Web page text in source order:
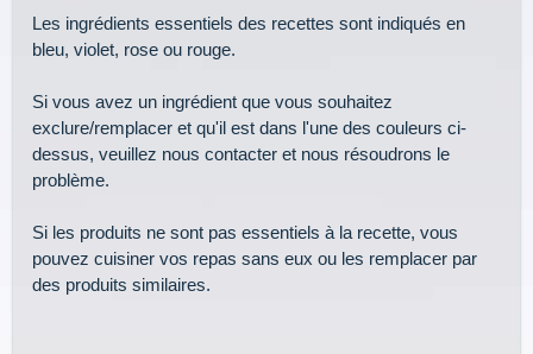
Les ingrédients essentiels des recettes sont indiqués en
bleu, violet, rose ou rouge.
Si vous avez un ingrédient que vous souhaitez
exclure/remplacer et qu'il est dans l'une des couleurs ci-
dessus, veuillez nous contacter et nous résoudrons le
problème.
Si les produits ne sont pas essentiels à la recette, vous
pouvez cuisiner vos repas sans eux ou les remplacer par
des produits similaires.